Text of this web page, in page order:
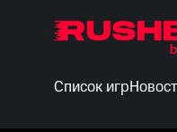
Список игр